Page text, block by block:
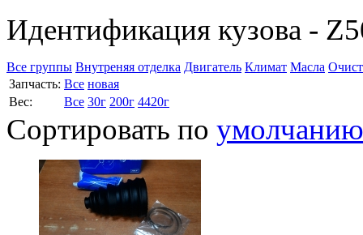
Идентификация кузова -
Все группы Внутреняя отделка Двигатель Климат Масла
Запчасть: Все новая
Вес:
Все 30г 200г 4420г
Сортировать по умолчанию